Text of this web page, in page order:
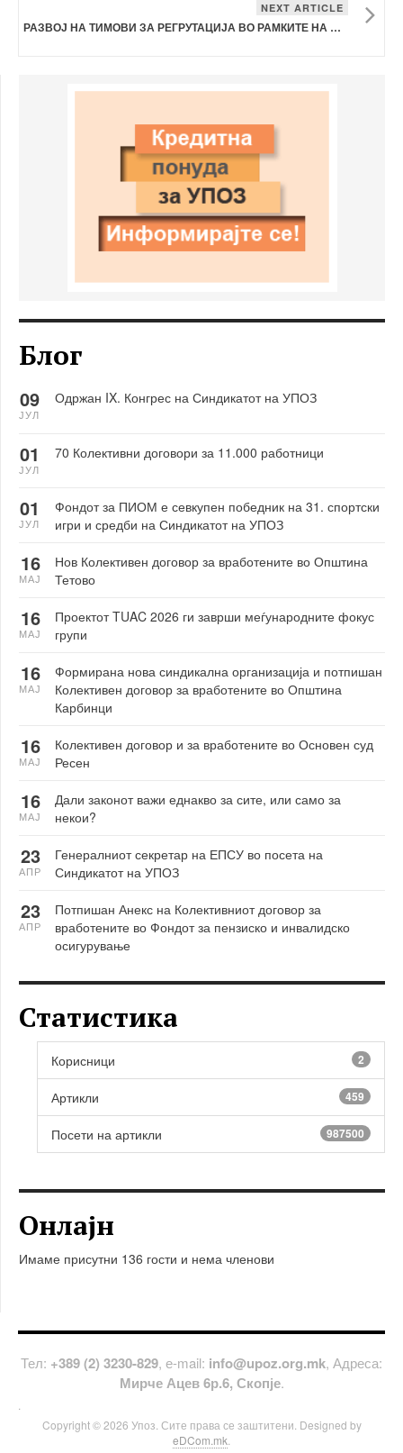
NEXT ARTICLE
РАЗВОЈ НА ТИМОВИ ЗА РЕГРУТАЦИЈА ВО РАМКИТЕ НА СИНДИКАТОТ НА УПОЗ
Блог
Одржан IX. Конгрес на Синдикатот на УПОЗ
09
ЈУЛ
70 Колективни договори за 11.000 работници
01
ЈУЛ
Фондот за ПИОМ е севкупен победник на 31. спортски
игри и средби на Синдикатот на УПОЗ
01
ЈУЛ
Нов Колективен договор за вработените во Општина
Тетово
16
МАЈ
Проектот TUAC 2026 ги заврши меѓународните фокус
групи
16
МАЈ
Формирана нова синдикална организација и потпишан
Колективен договор за вработените во Општина
Карбинци
16
МАЈ
Колективен договор и за вработените во Основен суд
Ресен
16
МАЈ
Дали законот важи еднакво за сите, или само за
некои?
16
МАЈ
Генералниот секретар на ЕПСУ во посета на
Синдикатот на УПОЗ
23
АПР
Потпишан Анекс на Колективниот договор за
вработените во Фондот за пензиско и инвалидско
осигурување
23
АПР
Статистика
Корисници 2
Артикли 459
Посети на артикли 987500
Онлајн
Имаме присутни 136 гости и нема членови
Тел: +389 (2) 3230-829, е-mail: info@upoz.org.mk, Адреса:
Мирче Ацев 6р.6, Скопје.
Copyright © 2026 Упоз. Сите права се заштитени. Designed by
eDCom.mk